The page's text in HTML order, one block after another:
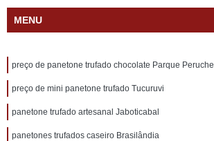
MENU
preço de panetone trufado chocolate Parque Peruche
preço de mini panetone trufado Tucuruvi
panetone trufado artesanal Jaboticabal
panetones trufados caseiro Brasilândia